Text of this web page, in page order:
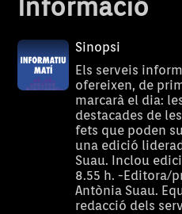
31/07/2026
Informatiu Matí -
30/07/2026
Informatiu Matí -
30/07/2026
Informatiu Matí -
29/07/2026
Informatiu Matí -
Informació
Sinopsi
Els serveis
ofereixen, de
marcarà el dia:
destacades de
fets que poden
una edició
Suau. Inclou
8.55 h. -Editora/
Antònia Suau.
redacció dels